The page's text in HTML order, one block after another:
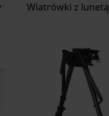
Wiatrówki z lunetą